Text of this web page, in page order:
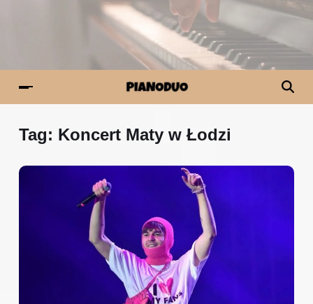
Tag: Koncert Maty w Łodzi